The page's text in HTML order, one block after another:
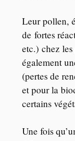
Leur pollen,
de fortes
etc.) chez les
également
(pertes de
et pour la
certains
Une fois